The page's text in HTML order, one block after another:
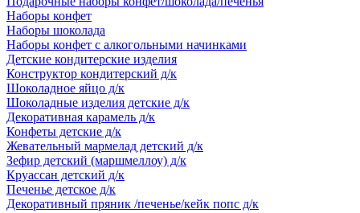
Наборы конфет
Наборы шоколада
Наборы конфет с алкогольными начинками
Детские кондитерские изделия
Конструктор кондитерский д/к
Шоколадное яйцо д/к
Шоколадные изделия детские д/к
Декоративная карамель д/к
Конфеты детские д/к
Жевательный мармелад детский д/к
Зефир детский (маршмеллоу) д/к
Круассан детский д/к
Печенье детское д/к
Декоративный пряник /печенье/кейк попс д/к